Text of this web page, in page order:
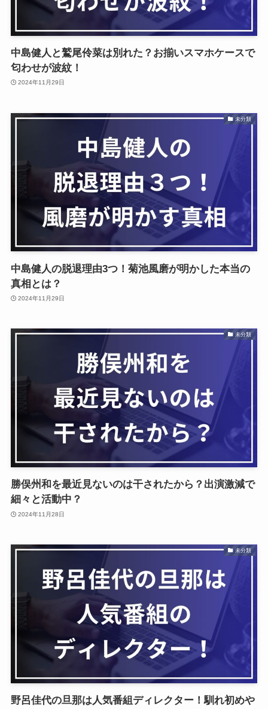
中島健人と鷲尾伶菜は別れた？お揃いスマホケースで
匂わせが波紋！
2024年11月29日
未分類
中島健人の脱退理由3つ！菊池風磨が明かした本当の
真相とは？
2024年11月29日
未分類
勝俣州和を最近見ないのは干されたから？出演激減で
細々と活動中？
2024年11月28日
未分類
野呂佳代の旦那は人気番組ディレクター！馴れ初めや